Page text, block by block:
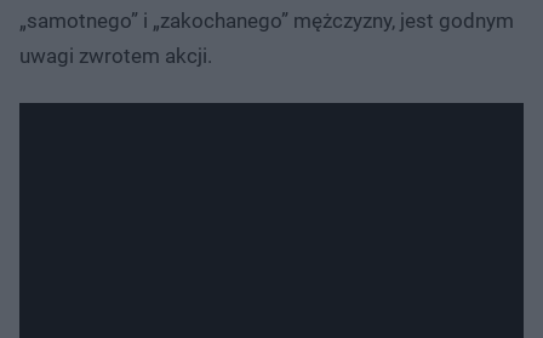
„samotnego” i „zakochanego” mężczyzny, jest godnym
uwagi zwrotem akcji.